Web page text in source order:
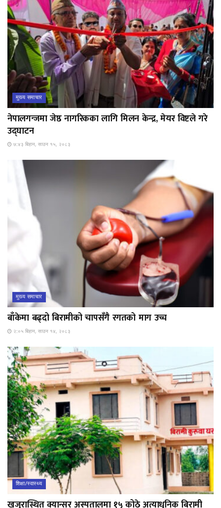
मुख्य समाचार
नेपालगन्जमा जेष्ठ नागरिकका लागि मिलन केन्द्र, मेयर विष्टले गरे
उद्घाटन
७:४३ बिहान, साउन १५, २०८३
मुख्य समाचार
बाँकेमा बढ्दो बिरामीको चापसँगै रगतको माग उच्च
२:०५ बिहान, साउन १४, २०८३
शिक्षा/स्वास्थ्य
खजुरास्थित क्यान्सर अस्पतालमा १५ कोठे अत्याधुनिक बिरामी